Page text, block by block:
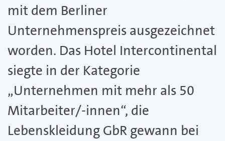
mit dem Berliner
Unternehmenspreis ausgezeichnet
worden. Das Hotel Intercontinental
siegte in der Kategorie
„Unternehmen mit mehr als 50
Mitarbeiter/-innen“, die
Lebenskleidung GbR gewann bei